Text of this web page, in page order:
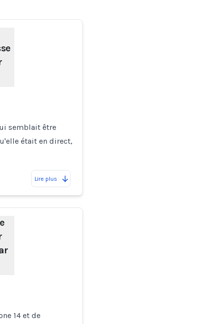
semblait être
était en direct,
Lire plus
14 et de